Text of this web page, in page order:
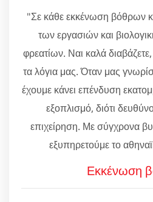
"Σε κάθε εκκένωση βόθρων
των εργασιών και
φρεατίων. Ναι καλά
τα λόγια μας. Όταν μας
έχουμε κάνει επένδυση
εξοπλισμό, διότι
επιχείρηση. Με σύγχρονα
εξυπηρετούμε το
Εκκένωση